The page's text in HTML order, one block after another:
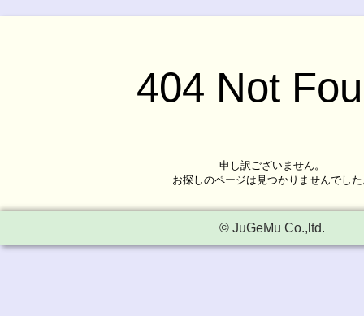
404 Not
申し訳ございません。
お探しのページは見つかりませんでした
© JuGeMu Co.,ltd.